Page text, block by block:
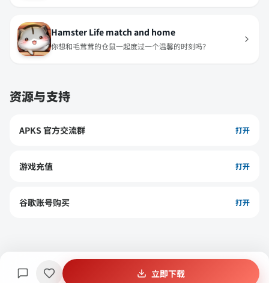
Hamster Life match and home
你想和毛茸茸的仓鼠一起度过一个温馨的时刻吗？
资源与支持
APKS 官方交流群 打开
游戏充值 打开
谷歌账号购买 打开
立即下载